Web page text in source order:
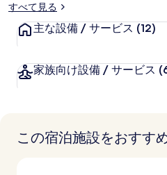
件
の
ミ
すべて見る
主な設備 / サービス (12)
家族向け設備 / サービス
この宿泊施設をおすす